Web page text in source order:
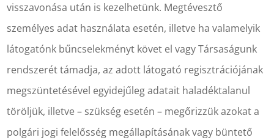
visszavonása után is kezelhetünk. Megtévesztő
személyes adat használata esetén, illetve ha valamelyik
látogatónk bűncselekményt követ el vagy Társaságunk
rendszerét támadja, az adott látogató regisztrációjának
megszüntetésével egyidejűleg adatait haladéktalanul
töröljük, illetve – szükség esetén – megőrizzük azokat a
polgári jogi felelősség megállapításának vagy büntető